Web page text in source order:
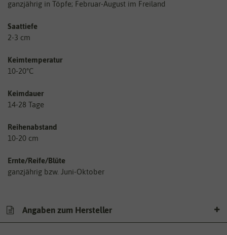
ganzjährig in Töpfe; Februar-August im Freiland
Saattiefe
2-3 cm
Keimtemperatur
10-20°C
Keimdauer
14-28 Tage
Reihenabstand
10-20 cm
Ernte/Reife/Blüte
ganzjährig bzw. Juni-Oktober
Angaben zum Hersteller